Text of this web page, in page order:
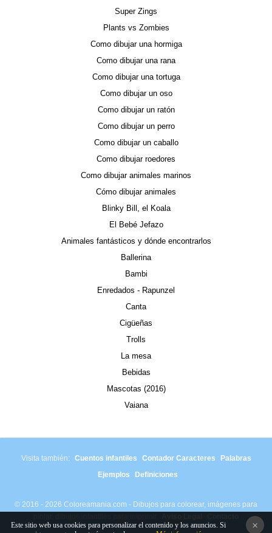
Super Zings
Plants vs Zombies
Como dibujar una hormiga
Como dibujar una rana
Como dibujar una tortuga
Como dibujar un oso
Como dibujar un ratón
Como dibujar un perro
Como dibujar un caballo
Como dibujar roedores
Como dibujar animales marinos
Cómo dibujar animales
Blinky Bill, el Koala
El Bebé Jefazo
Animales fantásticos y dónde encontrarlos
Ballerina
Bambi
Enredados - Rapunzel
Canta
Cigüeñas
Trolls
La mesa
Bebidas
Mascotas (2016)
Vaiana
Visita también: Cuentos infantiles Contador Caracteres
Palabras
Ejemplos
Definiciones
© 2016 - 2026 Coloreamania.com - Dibujos para colorear, imágenes para
×
Este sitio web usa cookies para personalizar el contenido y los anuncios. Si